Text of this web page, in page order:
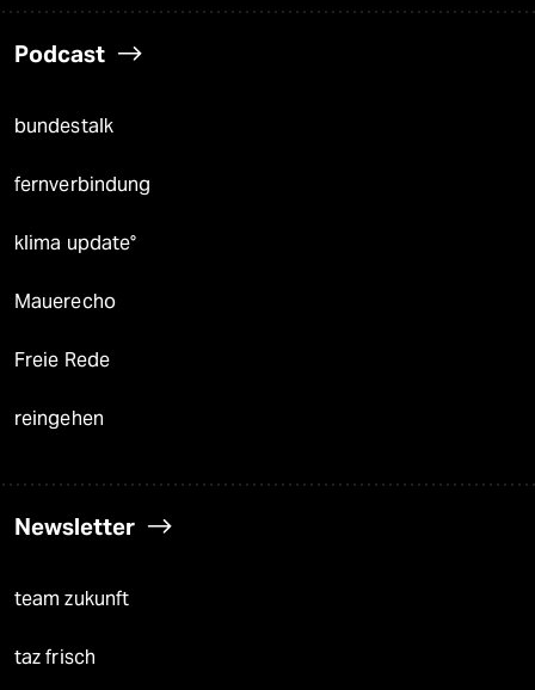
Podcast
bundestalk
fernverbindung
klima update°
Mauerecho
Freie Rede
reingehen
Newsletter
team zukunft
taz frisch